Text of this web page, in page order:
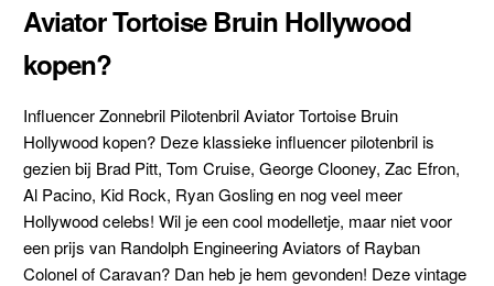
Aviator Tortoise Bruin Hollywood
kopen?
Influencer Zonnebril Pilotenbril Aviator Tortoise Bruin
Hollywood kopen? Deze klassieke influencer pilotenbril is
gezien bij Brad Pitt, Tom Cruise, George Clooney, Zac Efron,
Al Pacino, Kid Rock, Ryan Gosling en nog veel meer
Hollywood celebs! Wil je een cool modelletje, maar niet voor
een prijs van Randolph Engineering Aviators of Rayban
Colonel of Caravan? Dan heb je hem gevonden! Deze vintage